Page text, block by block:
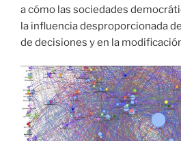
a cómo las sociedades
la influencia desproporcionada
de decisiones y en la